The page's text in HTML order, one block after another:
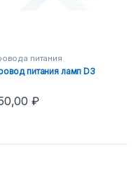
питания
питания ламп D3
₽